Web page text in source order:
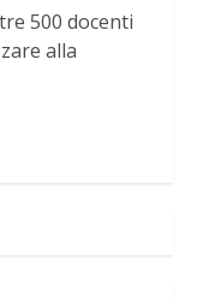
500 docenti
alla